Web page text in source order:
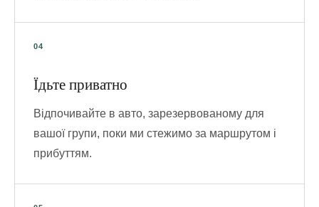
Їдьте приватно
Відпочивайте в авто, зарезервованому для
вашої групи, поки ми стежимо за маршрутом і
прибуттям.